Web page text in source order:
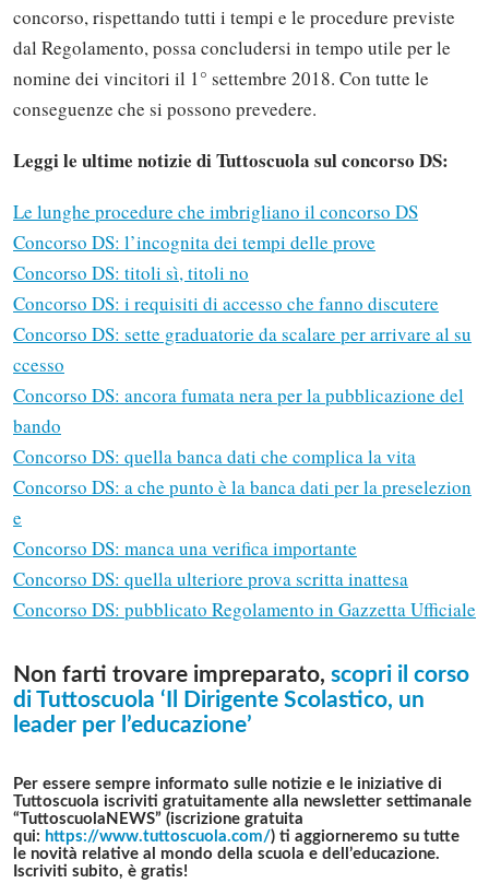
concorso, rispettando tutti i tempi e le procedure previste
dal Regolamento, possa concludersi in tempo utile per le
nomine dei vincitori il 1° settembre 2018. Con tutte le
conseguenze che si possono prevedere.
Leggi le ultime notizie di Tuttoscuola sul concorso DS:
Le lunghe procedure che imbrigliano il concorso DS
Concorso DS: l’incognita dei tempi delle prove
Concorso DS: titoli sì, titoli no
Concorso DS: i requisiti di accesso che fanno discutere
Concorso DS: sette graduatorie da scalare per arrivare al su
ccesso
Concorso DS: ancora fumata nera per la pubblicazione del
bando
Concorso DS: quella banca dati che complica la vita
Concorso DS: a che punto è la banca dati per la preselezion
e
Concorso DS: manca una verifica importante
Concorso DS: quella ulteriore prova scritta inattesa
Concorso DS: pubblicato Regolamento in Gazzetta Ufficiale
Non farti trovare impreparato, scopri il corso
di Tuttoscuola ‘Il Dirigente Scolastico, un
leader per l’educazione’
Per essere sempre informato sulle notizie e le iniziative di
Tuttoscuola iscriviti gratuitamente alla newsletter settimanale
“TuttoscuolaNEWS” (iscrizione gratuita
qui: https://www.tuttoscuola.com/) ti aggiorneremo su tutte
le novità relative al mondo della scuola e dell’educazione.
Iscriviti subito, è gratis!
Solo gli utenti registrati possono